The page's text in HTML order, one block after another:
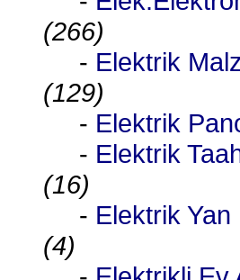
(266)
- Elektrik
(129)
- Elektrik
- Elektrik
(16)
- Elektrik
(4)